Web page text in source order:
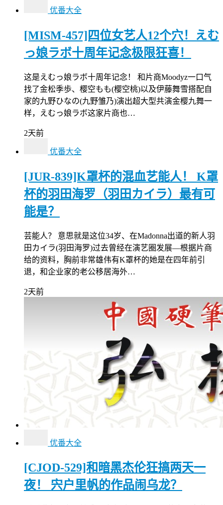
优番大全
[MISM-457]四位女艺人12个穴！えむ
っ娘ラボ十周年记念极限狂喜！
这是えむっ娘ラボ十周年记念！ 和片商Moodyz一口气
找了金松季歩、樱空もも(樱空桃)以及伊藤舞雪搭配自
家的九野ひなの(九野雏乃)演出超大型共演金樱九舞一
样，えむっ娘ラボ这家片商也…
2天前
优番大全
[JUR-839]K罩杯的混血艺能人！ K罩
杯的羽田海罗（羽田カイラ）最有可
能是？
芸能人？ 意思就是这位34岁、在Madonna出道的新人羽
田カイラ(羽田海罗)过去曾经在演艺圈发展—根据片商
给的资料，胸前非常雄伟有K罩杯的她是在四年前引
退，和企业家的老公移居海外…
2天前
优番大全
[CJOD-529]和暗黑杰伦狂搞两天一
夜！ 宍户里帆的作品闹乌龙？